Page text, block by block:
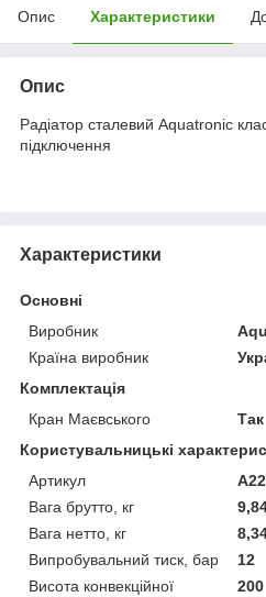
Опис Характеристики
Опис
Радіатор сталевий Aquatronic
підключення
Характеристики
Основні
Виробник
Країна виробник
Комплектація
Кран Маєвського
Так
Користувальницькі
Артикул
Вага брутто, кг
Вага нетто, кг
Випробувальний тиск, бар
12
Висота конвекційної
200